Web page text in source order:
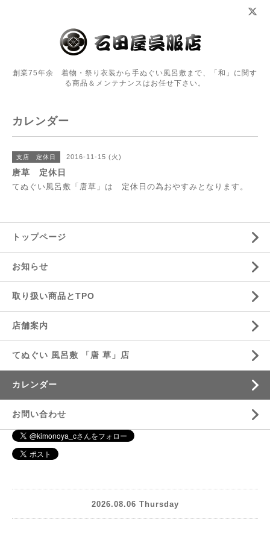
創業75年余 着物・祭り衣装から手ぬぐい風呂敷まで、「和」に関す
る商品＆メンテナンスはお任せ下さい。
カレンダー
支店 定休日 2016-11-15 (火)
唐草 定休日
てぬぐい風呂敷「唐草」は 定休日の為おやすみとなります。
トップページ
お知らせ
取り扱い商品とTPO
店舗案内
てぬぐい 風呂敷 「唐 草」店
カレンダー
お問い合わせ
2026.08.06 Thursday